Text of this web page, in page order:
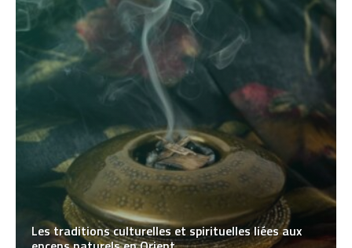
Les traditions culturelles et spirituelles liées aux